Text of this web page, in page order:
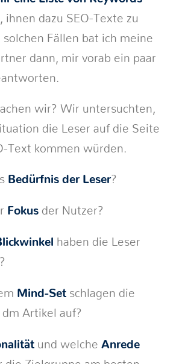
dazu SEO-Texte zu
solchen Fällen bat ich meine
dann, mir vorab ein paar
wir? Wir untersuchten,
die Leser auf die Seite
Text kommen würden.
Bedürfnis der Leser?
Fokus der Nutzer?
haben die Leser
Mind-Set schlagen die
dm Artikel auf?
und welche Anrede